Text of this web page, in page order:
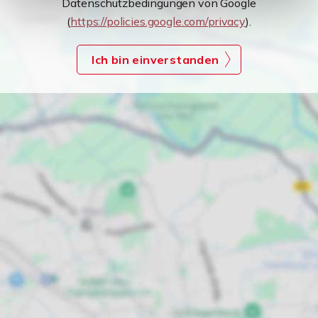
Datenschutzbedingungen von Google
(https://policies.google.com/privacy).
Ich bin einverstanden